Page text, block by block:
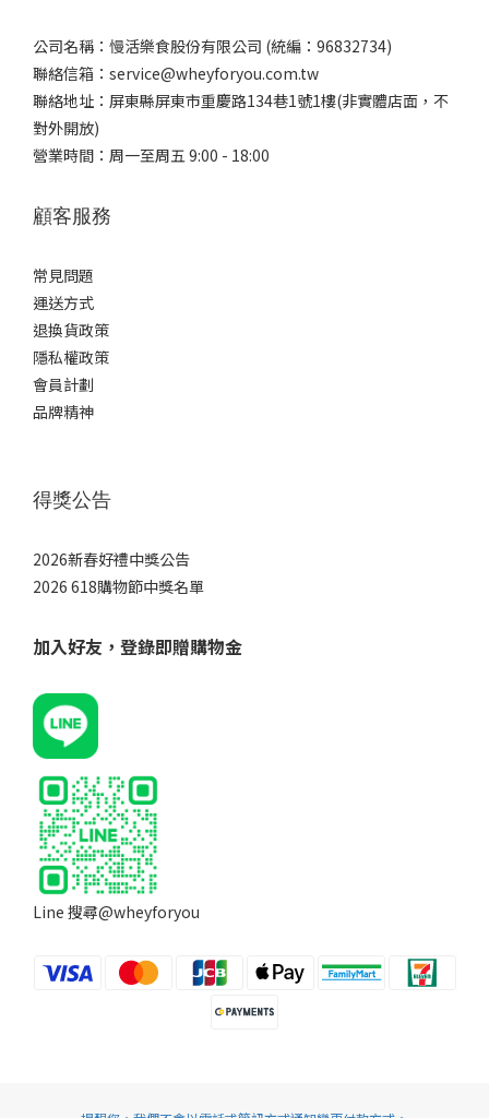
公司名稱：慢活樂食股份有限公司 (統編：96832734)
聯絡信箱：service@wheyforyou.com.tw
聯絡地址：屏東縣屏東市重慶路134巷1號1樓(非實體店面，不
對外開放)
營業時間：周一至周五 9:00 - 18:00
顧客服務
常見問題
運送方式
退換貨政策
隱私權政策
會員計劃
品牌精神
得獎公告
2026新春好禮中獎公告
2026 618購物節中獎名單
加入好友，登錄即贈購物金
Line 搜尋@wheyforyou